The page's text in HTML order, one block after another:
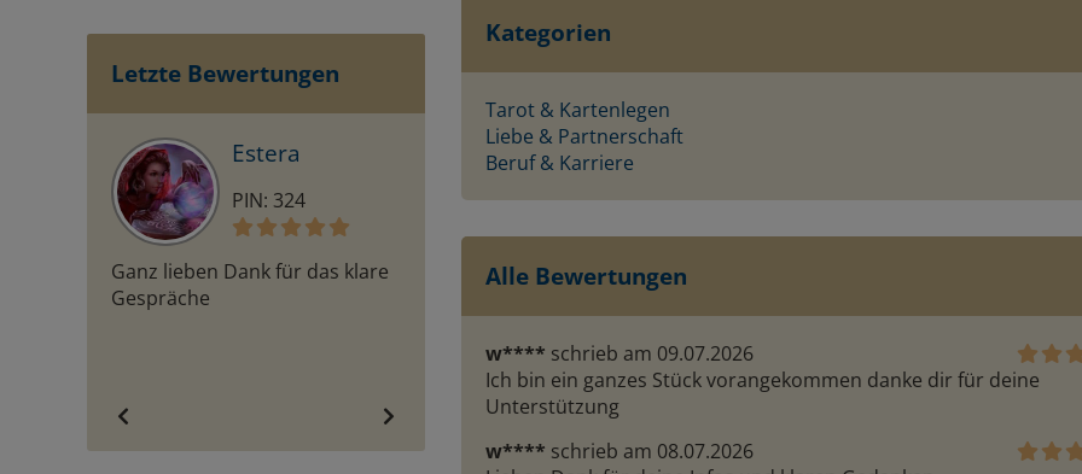
Letzte Bewertungen
Estera
PIN: 324
Ganz lieben Dank für das klare
Gespräche
Anjana
PIN: 346
Wie immer eine klares
PIN: 005
Kategorien
Tarot & Kartenlegen
Liebe & Partnerschaft
Beruf & Karriere
Alle Bewertungen
w**** schrieb am 09.07.2026
Ich bin ein ganzes Stück vorangekommen danke dir für deine
Unterstützung
w**** schrieb am 08.07.2026